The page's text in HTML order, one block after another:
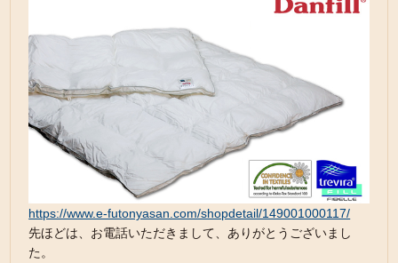
https://www.e-futonyasan.com/shopdetail/149001000117/
先ほどは、お電話いただきまして、ありがとうございまし
た。